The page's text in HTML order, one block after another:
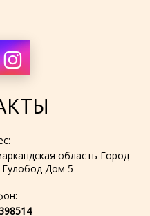
область Город
Дом 5